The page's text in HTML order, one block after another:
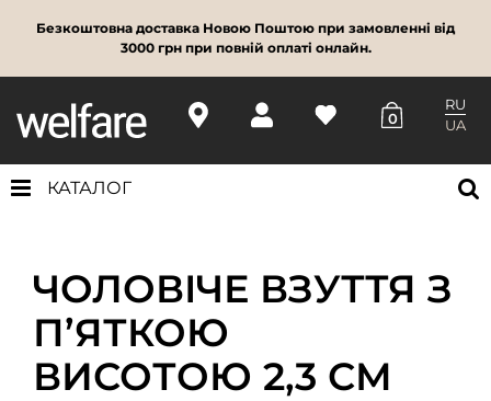
Безкоштовна доставка Новою Поштою при замовленні від
3000 грн при повній оплаті онлайн.
0
RU
UA
КАТАЛОГ
ЧОЛОВІЧЕ ВЗУТТЯ З
П’ЯТКОЮ
ВИСОТОЮ 2,3 СМ